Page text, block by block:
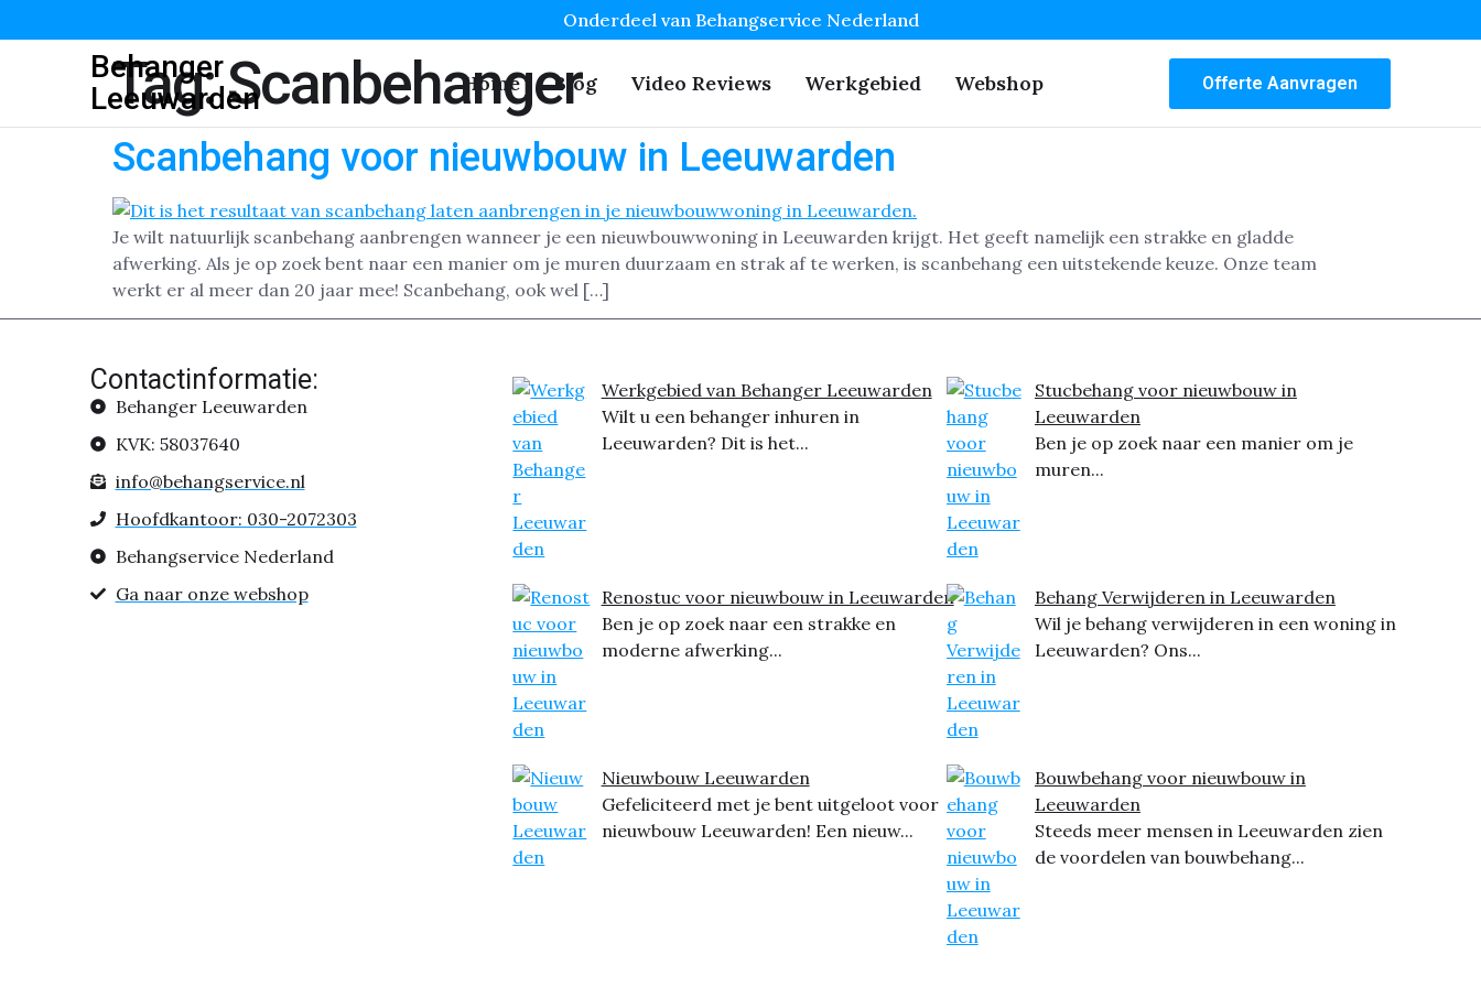
Onderdeel van Behangservice Nederland
Behanger
Leeuwarden
Home Blog Video Reviews Werkgebied Webshop Offerte Aanvragen
Tag:Scanbehanger
Scanbehang voor nieuwbouw in Leeuwarden
Je wilt natuurlijk scanbehang aanbrengen wanneer je een nieuwbouwwoning in Leeuwarden krijgt. Het geeft namelijk een strakke en gladde
afwerking. Als je op zoek bent naar een manier om je muren duurzaam en strak af te werken, is scanbehang een uitstekende keuze. Onze team
werkt er al meer dan 20 jaar mee! Scanbehang, ook wel […]
Contactinformatie:
Behanger Leeuwarden
KVK: 58037640
info@behangservice.nl
Hoofdkantoor: 030-2072303
Behangservice Nederland
Ga naar onze webshop
Werkgebied van Behanger Leeuwarden
Wilt u een behanger inhuren in
Leeuwarden? Dit is het...
Renostuc voor nieuwbouw in Leeuwarden
Ben je op zoek naar een strakke en
moderne afwerking...
Nieuwbouw Leeuwarden
Gefeliciteerd met je bent uitgeloot voor
nieuwbouw Leeuwarden! Een nieuw...
Stucbehang voor nieuwbouw in
Leeuwarden
Ben je op zoek naar een manier om je
muren...
Behang Verwijderen in Leeuwarden
Wil je behang verwijderen in een woning in
Leeuwarden? Ons...
Bouwbehang voor nieuwbouw in
Leeuwarden
Steeds meer mensen in Leeuwarden zien
de voordelen van bouwbehang...